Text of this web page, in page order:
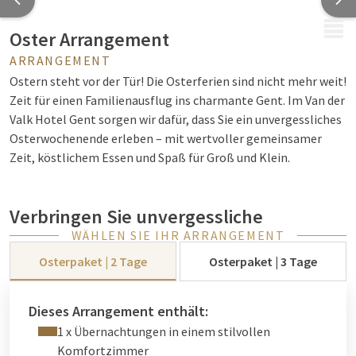
Oster Arrangement
ARRANGEMENT
Ostern steht vor der Tür! Die Osterferien sind nicht mehr weit!
Zeit für einen Familienausflug ins charmante Gent. Im Van der
Valk Hotel Gent sorgen wir dafür, dass Sie ein unvergessliches
Osterwochenende erleben – mit wertvoller gemeinsamer
Zeit, köstlichem Essen und Spaß für Groß und Klein.
Verbringen Sie unvergessliche
Osterferien in Gent
Übernachten Sie in einem unserer geräumigen,
verwöhnen. Starten Sie den Tag mit einem reichhaltigen
Frühstücksbuffet mit Live-Cooking und genießen Sie abends
ein 3-Gänge-Menü im Restaurant Cocotte. Für Kinder gibt es
WÄHLEN SIE IHR ARRANGEMENT
Osterpaket | 2 Tage
Osterpaket | 3 Tage
Dieses Arrangement enthält:
1 x Übernachtungen in einem stilvollen
Komfortzimmer